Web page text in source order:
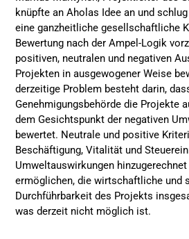
knüpfte an Aholas Idee an und
eine ganzheitliche gesellschaftliche
Bewertung nach der Ampel-Logik
positiven, neutralen und negativen
Projekten in ausgewogener Weise
derzeitige Problem besteht darin,
Genehmigungsbehörde die Projekte
dem Gesichtspunkt der negativen
bewertet. Neutrale und positive
Beschäftigung, Vitalität und
Umweltauswirkungen
ermöglichen, die wirtschaftliche und
Durchführbarkeit des Projekts
was derzeit nicht möglich ist.